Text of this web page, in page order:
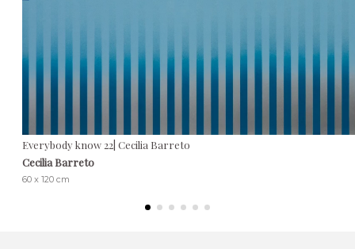
Everybody know 22| Cecilia Barreto
Cecilia Barreto
60 x 120 cm